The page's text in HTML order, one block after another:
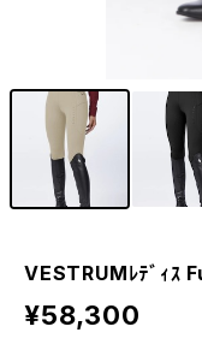
VESTRUMﾚﾃﾞｨｽ
¥58,300